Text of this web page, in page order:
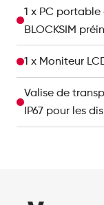
1 x PC
BLOCKSIM
1 x Moniteur
Valise de
IP67 pour les